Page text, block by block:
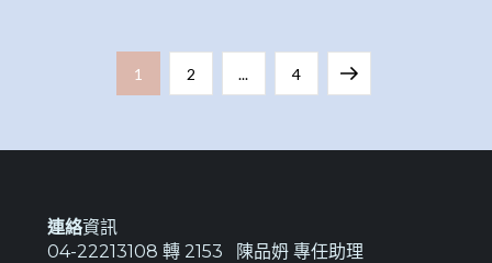
頁
Page
1 Page
2 ... Page
4 Next
連絡資訊
04-22213108 轉 2153 陳品𡛓 專任助理